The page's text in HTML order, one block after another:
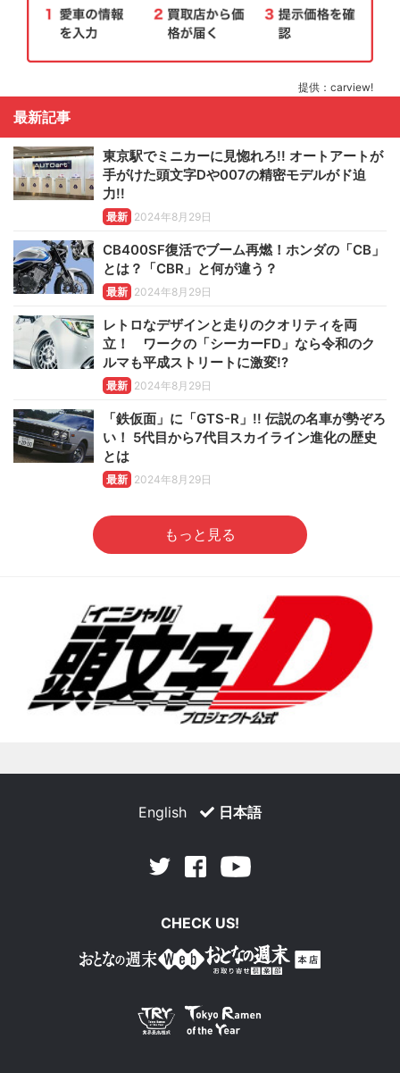
提供：carview!
最新記事
東京駅でミニカーに見惚れろ!! オートアートが
手がけた頭文字Dや007の精密モデルがド迫
力!!
最新 2024年8月29日
CB400SF復活でブーム再燃！ホンダの「CB」
とは？「CBR」と何が違う？
最新 2024年8月29日
レトロなデザインと走りのクオリティを両
立！ ワークの「シーカーFD」なら令和のク
ルマも平成ストリートに激変!?
最新 2024年8月29日
「鉄仮面」に「GTS-R」!! 伝説の名車が勢ぞろ
い！ 5代目から7代目スカイライン進化の歴史
とは
最新 2024年8月29日
もっと見る
English 日本語
Twitter Facebook
CHECK US!